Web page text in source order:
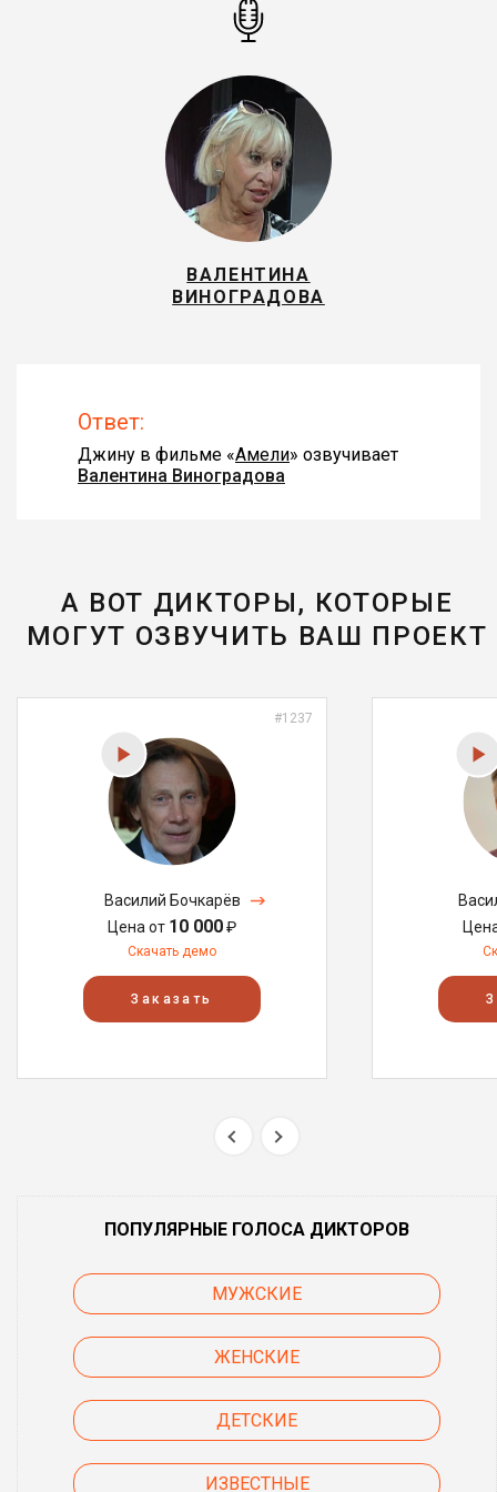
ВАЛЕНТИНА
ВИНОГРАДОВА
Ответ:
Джину в фильме «Амели» озвучивает
Валентина Виноградова
А ВОТ ДИКТОРЫ, КОТОРЫЕ
МОГУТ ОЗВУЧИТЬ ВАШ ПРОЕКТ
#1237
Василий Бочкарёв
Цена от 10 000₽
Скачать демо
Заказать
ПОПУЛЯРНЫЕ ГОЛОСА ДИКТОРОВ
МУЖСКИЕ
ЖЕНСКИЕ
ДЕТСКИЕ
ИЗВЕСТНЫЕ